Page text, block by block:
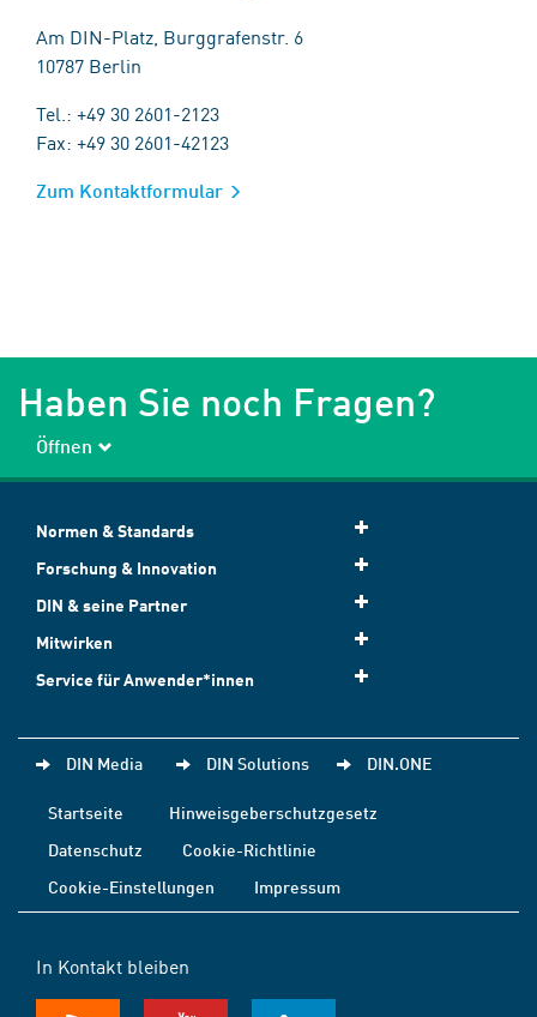
Am DIN-Platz, Burggrafenstr. 6
10787 Berlin
Tel.: +49 30 2601-2123
Fax: +49 30 2601-42123
Zum Kontaktformular
Haben Sie noch Fragen?
Öffnen
Normen & Standards
Forschung & Innovation
DIN & seine Partner
Mitwirken
Service für Anwender*innen
DIN Media DIN Solutions DIN.ONE
Startseite
Hinweisgeberschutzgesetz
Datenschutz
Cookie-Richtlinie
Cookie-Einstellungen
Impressum
In Kontakt bleiben